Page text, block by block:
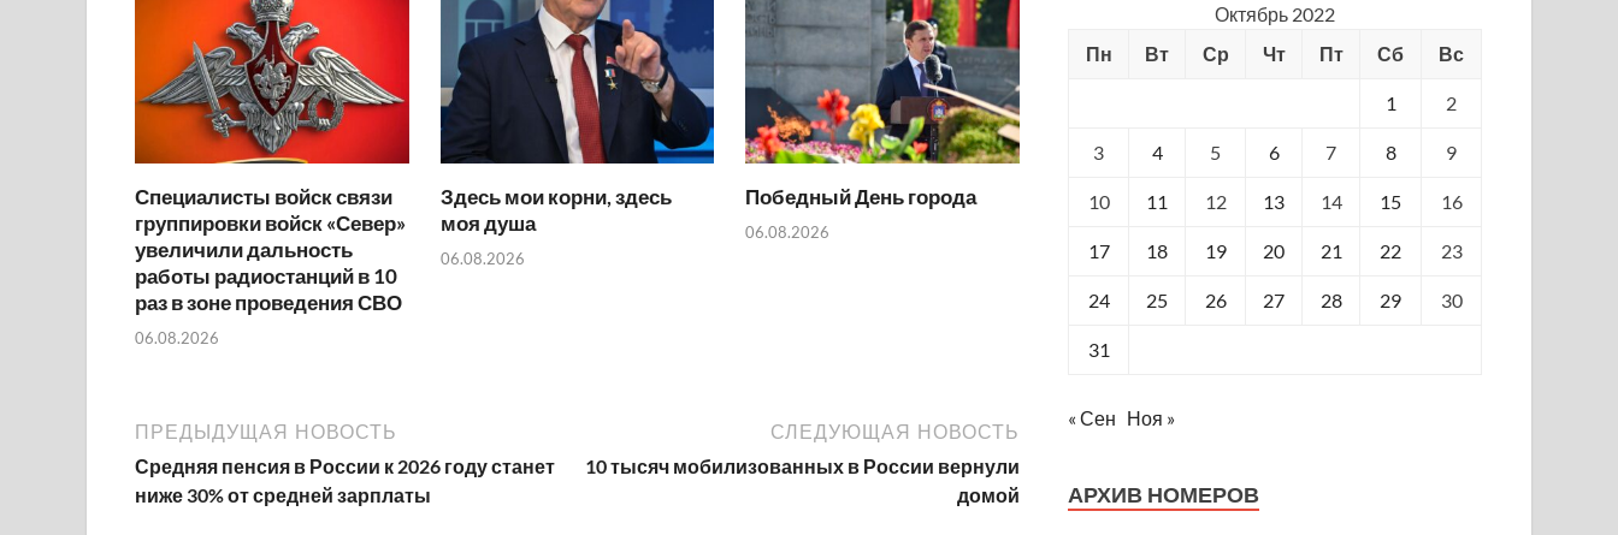
Специалисты войск связи
группировки войск «Север»
увеличили дальность
работы радиостанций в 10
раз в зоне проведения СВО
06.08.2026
Здесь мои корни, здесь
моя душа
06.08.2026
Победный День города
06.08.2026
ПРЕДЫДУЩАЯ НОВОСТЬ
Средняя пенсия в России к 2026 году станет
ниже 30% от средней зарплаты
СЛЕДУЮЩАЯ НОВОСТЬ
10 тысяч мобилизованных в России вернули
домой
Октябрь 2022
Пн
Вт Ср Чт Пт Сб Вс
1 2
3 4 5 6 7 8 9
10 11 12 13 14 15 16
17 18 19 20 21 22 23
24 25 26 27 28 29 30
31
« Сен Ноя »
АРХИВ НОМЕРОВ